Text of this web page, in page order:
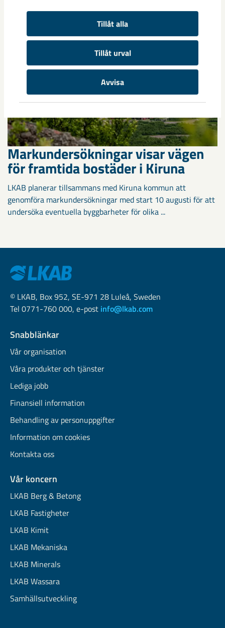
Tillåt alla
Tillåt urval
Avvisa
Markundersökningar visar vägen
för framtida bostäder i Kiruna
LKAB planerar tillsammans med Kiruna kommun att
genomföra markundersökningar med start 10 augusti för att
undersöka eventuella byggbarheter för olika ...
© LKAB, Box 952, SE-971 28 Luleå, Sweden
Tel 0771-760 000, e-post info@lkab.com
Snabblänkar
Vår organisation
Våra produkter och tjänster
Lediga jobb
Finansiell information
Behandling av personuppgifter
Information om cookies
Kontakta oss
Vår koncern
LKAB Berg & Betong
LKAB Fastigheter
LKAB Kimit
LKAB Mekaniska
LKAB Minerals
LKAB Wassara
Samhällsutveckling